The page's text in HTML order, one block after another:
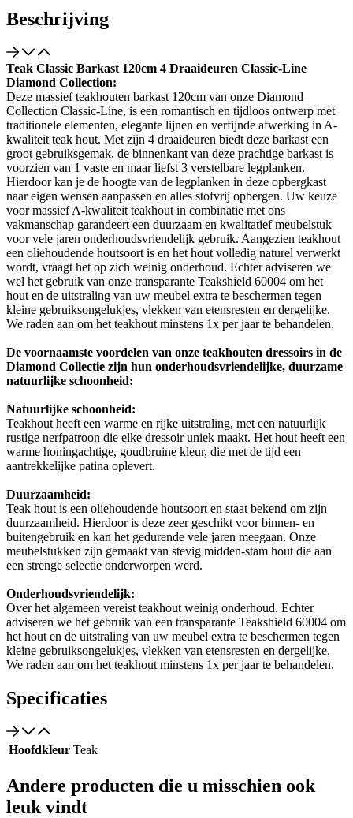
Beschrijving
Teak Classic Barkast 120cm 4 Draaideuren Classic-Line
Diamond Collection:
Deze massief teakhouten barkast 120cm van onze Diamond
Collection Classic-Line, is een romantisch en tijdloos ontwerp met
traditionele elementen, elegante lijnen en verfijnde afwerking in A-
kwaliteit teak hout. Met zijn 4 draaideuren biedt deze barkast een
groot gebruiksgemak, de binnenkant van deze prachtige barkast is
voorzien van 1 vaste en maar liefst 3 verstelbare legplanken.
Hierdoor kan je de hoogte van de legplanken in deze opbergkast
naar eigen wensen aanpassen en alles stofvrij opbergen. Uw keuze
voor massief A-kwaliteit teakhout in combinatie met ons
vakmanschap garandeert een duurzaam en kwalitatief meubelstuk
voor vele jaren onderhoudsvriendelijk gebruik. Aangezien teakhout
een oliehoudende houtsoort is en het hout volledig naturel verwerkt
wordt, vraagt het op zich weinig onderhoud. Echter adviseren we
wel het gebruik van onze transparante Teakshield 60004 om het
hout en de uitstraling van uw meubel extra te beschermen tegen
kleine gebruiksongelukjes, vlekken van etensresten en dergelijke.
We raden aan om het teakhout minstens 1x per jaar te behandelen.
De voornaamste voordelen van onze teakhouten dressoirs in de
Diamond Collectie zijn hun onderhoudsvriendelijke, duurzame
natuurlijke schoonheid:
Natuurlijke schoonheid:
Teakhout heeft een warme en rijke uitstraling, met een natuurlijk
rustige nerfpatroon die elke dressoir uniek maakt. Het hout heeft een
warme honingachtige, goudbruine kleur, die met de tijd een
aantrekkelijke patina oplevert.
Duurzaamheid:
Teak hout is een oliehoudende houtsoort en staat bekend om zijn
duurzaamheid. Hierdoor is deze zeer geschikt voor binnen- en
buitengebruik en kan het gedurende vele jaren meegaan. Onze
meubelstukken zijn gemaakt van stevig midden-stam hout die aan
een strenge selectie onderworpen werd.
Onderhoudsvriendelijk:
Over het algemeen vereist teakhout weinig onderhoud. Echter
adviseren we het gebruik van een transparante Teakshield 60004 om
het hout en de uitstraling van uw meubel extra te beschermen tegen
kleine gebruiksongelukjes, vlekken van etensresten en dergelijke.
We raden aan om het teakhout minstens 1x per jaar te behandelen.
Specificaties
Hoofdkleur Teak
Andere producten die u misschien ook
leuk vindt